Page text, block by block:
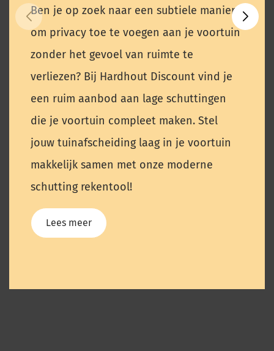
Ben je op zoek naar een subtiele manier
om privacy toe te voegen aan je voortuin
zonder het gevoel van ruimte te
verliezen? Bij Hardhout Discount vind je
een ruim aanbod aan lage schuttingen
die je voortuin compleet maken. Stel
jouw tuinafscheiding laag in je voortuin
makkelijk samen met onze moderne
schutting rekentool!
Lees meer